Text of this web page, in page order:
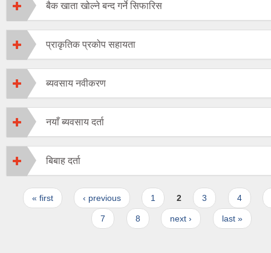
बैक खाता खोल्ने बन्द गर्ने सिफारिस
प्राकृतिक प्रकोप सहायता
ब्यवसाय नवीकरण
नयाँ ब्यवसाय दर्ता
बिबाह दर्ता
Pages
« first ‹ previous 1 2 3 4
7 8 next › last »